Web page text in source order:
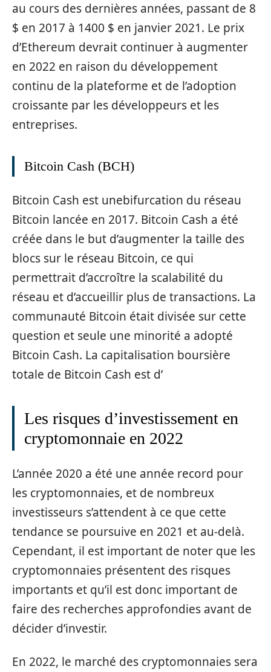
au cours des dernières années, passant de 8
$ en 2017 à 1400 $ en janvier 2021. Le prix
d’Ethereum devrait continuer à augmenter
en 2022 en raison du développement
continu de la plateforme et de l’adoption
croissante par les développeurs et les
entreprises.
Bitcoin Cash (BCH)
Bitcoin Cash est unebifurcation du réseau
Bitcoin lancée en 2017. Bitcoin Cash a été
créée dans le but d’augmenter la taille des
blocs sur le réseau Bitcoin, ce qui
permettrait d’accroître la scalabilité du
réseau et d’accueillir plus de transactions. La
communauté Bitcoin était divisée sur cette
question et seule une minorité a adopté
Bitcoin Cash. La capitalisation boursière
totale de Bitcoin Cash est d’
Les risques d’investissement en
cryptomonnaie en 2022
L’année 2020 a été une année record pour
les cryptomonnaies, et de nombreux
investisseurs s’attendent à ce que cette
tendance se poursuive en 2021 et au-delà.
Cependant, il est important de noter que les
cryptomonnaies présentent des risques
importants et qu’il est donc important de
faire des recherches approfondies avant de
décider d’investir.
En 2022, le marché des cryptomonnaies sera